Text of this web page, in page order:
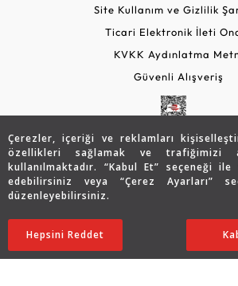
Çerezler, içeriği ve reklamları
özellikleri sağlamak ve trafiğimizi
kullanılmaktadır. “Kabul Et” seçeneği
edebilirsiniz veya “Çerez Ayarları”
düzenleyebilirsiniz.
Hepsini Reddet
58.466 TL
40.919TL
Site Kullanım ve Gizlilik
Ticari Elektronik İleti
KVKK Aydınlatma
Güvenli Alışveriş
Copyright © 2026 Assos Pırlanta - Bu